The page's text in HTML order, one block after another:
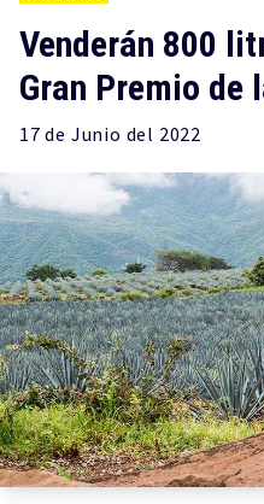
Venderán 800
Gran Premio de
17 de Junio del 2022